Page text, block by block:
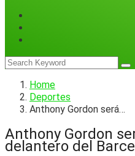
Home
Deportes
Anthony Gordon será…
Anthony Gordon
delantero del